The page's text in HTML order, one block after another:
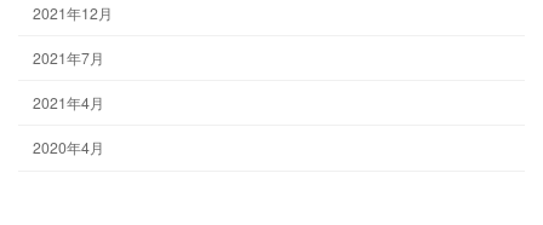
2021年12月
2021年7月
2021年4月
2020年4月